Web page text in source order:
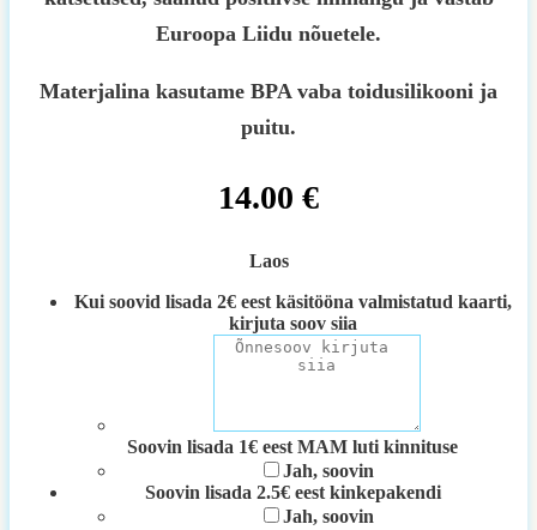
Euroopa Liidu nõuetele.
Materjalina kasutame BPA vaba toidusilikooni ja
puitu.
14.00 €
Laos
Kui soovid lisada 2€ eest käsitööna valmistatud kaarti,
kirjuta soov siia
Soovin lisada 1€ eest MAM luti kinnituse
Jah, soovin
Soovin lisada 2.5€ eest kinkepakendi
Jah, soovin